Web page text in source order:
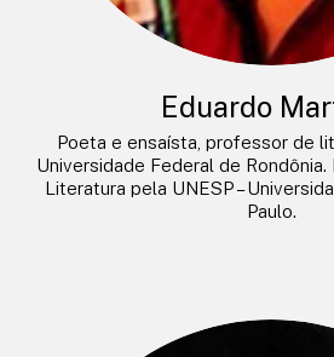
Eduardo
Poeta e ensaísta, professor de
Universidade Federal de
Literatura pela UNESP –
Paulo.